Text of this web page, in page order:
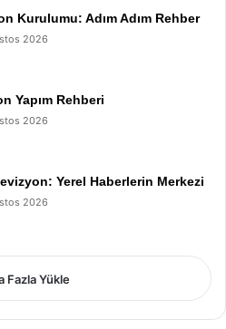
Kurulumu: Adım Adım Rehber
2026
Yapım Rehberi
2026
Yerel Haberlerin Merkezi
2026
Fazla Yükle